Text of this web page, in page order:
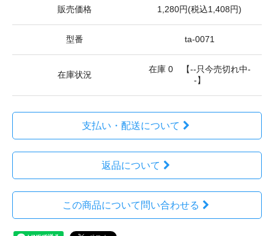
販売価格 1,280円(税込1,408円)
型番 ta-0071
在庫状況
在庫 0 【--只今売切れ中-
-】
支払い・配送について
返品について
この商品について問い合わせる